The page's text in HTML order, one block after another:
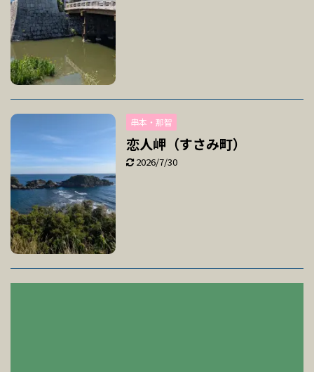
串本・那智
恋人岬（すさみ町）
2026/7/30